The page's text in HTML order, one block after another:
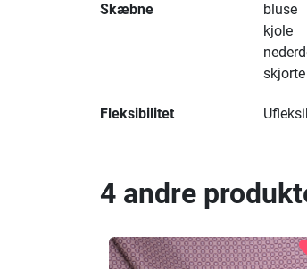
Skæbne
bluse
kjole
skjorte
Fleksibilitet
4 andre